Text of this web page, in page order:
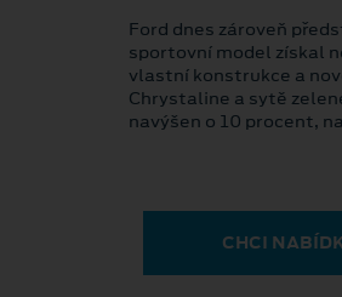
Ford dnes zároveň
sportovní model získal
vlastní konstrukce a
Chrystaline a sytě
navýšen o 10 procent,
CHCI